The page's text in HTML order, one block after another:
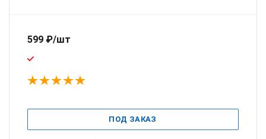
599 ₽/шт
ПОД ЗАКАЗ